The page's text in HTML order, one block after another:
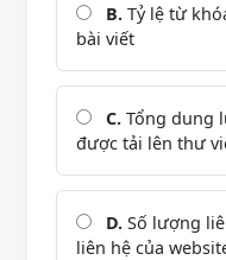
B. Tỷ lệ từ
bài viết
C. Tổng dung
được tải lên thư
D. Số lượng
liên hệ của